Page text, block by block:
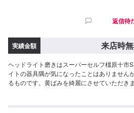
返信待
実績金額 来店時
ヘッドライト磨きはスーパーセルフ橿原十市
イトの器具隅が気になったことはありません
るものです。黄ばみを綺麗にさせていただき